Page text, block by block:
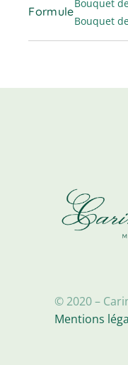
Formule
Bouquet
Bouquet
© 2020 –
Mentions